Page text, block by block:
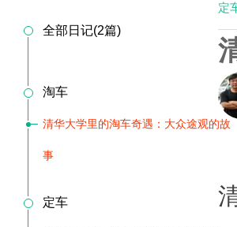
全部日记(2篇)
淘车
清华大学里的淘车奇遇：大众途观的故
事
定车
定